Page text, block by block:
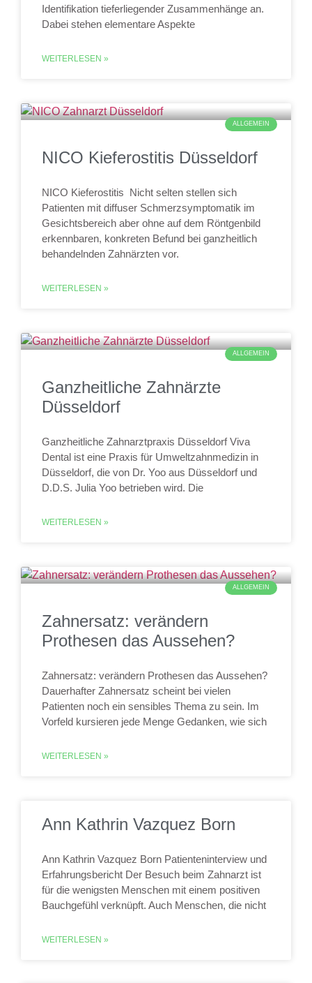
Identifikation tieferliegender Zusammenhänge an.
Dabei stehen elementare Aspekte
WEITERLESEN »
ALLGEMEIN
NICO Kieferostitis Düsseldorf
NICO Kieferostitis Nicht selten stellen sich
Patienten mit diffuser Schmerzsymptomatik im
Gesichtsbereich aber ohne auf dem Röntgenbild
erkennbaren, konkreten Befund bei ganzheitlich
behandelnden Zahnärzten vor.
WEITERLESEN »
ALLGEMEIN
Ganzheitliche Zahnärzte
Düsseldorf
Ganzheitliche Zahnarztpraxis Düsseldorf Viva
Dental ist eine Praxis für Umweltzahnmedizin in
Düsseldorf, die von Dr. Yoo aus Düsseldorf und
D.D.S. Julia Yoo betrieben wird. Die
WEITERLESEN »
ALLGEMEIN
Zahnersatz: verändern
Prothesen das Aussehen?
Zahnersatz: verändern Prothesen das Aussehen?
Dauerhafter Zahnersatz scheint bei vielen
Patienten noch ein sensibles Thema zu sein. Im
Vorfeld kursieren jede Menge Gedanken, wie sich
WEITERLESEN »
Ann Kathrin Vazquez Born
Ann Kathrin Vazquez Born Patienteninterview und
Erfahrungsbericht Der Besuch beim Zahnarzt ist
für die wenigsten Menschen mit einem positiven
Bauchgefühl verknüpft. Auch Menschen, die nicht
WEITERLESEN »